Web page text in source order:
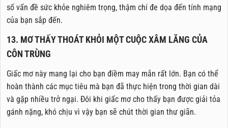
số vấn đề sức khỏe nghiêm trọng, thậm chí đe dọa đến tính mạng
của bạn sắp đến.
13. MƠ THẤY THOÁT KHỎI MỘT CUỘC XÂM LĂNG CỦA
CÔN TRÙNG
Giấc mơ này mang lại cho bạn điềm may mắn rất lớn. Bạn có thể
hoàn thành các mục tiêu mà bạn đã thực hiện trong thời gian dài
và gặp nhiều trở ngại. Đôi khi giấc mơ cho thấy bạn được giải tỏa
gánh nặng, khó chịu vì vậy bạn sẽ chút thời gian thư giãn.